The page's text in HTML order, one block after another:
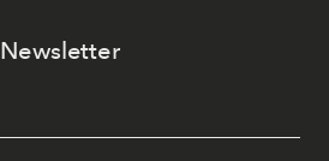
Newsletter